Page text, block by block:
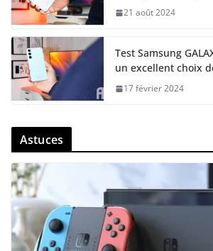
21 août 2024
Test Samsung
un excellent choix
17 février 2024
Astuces